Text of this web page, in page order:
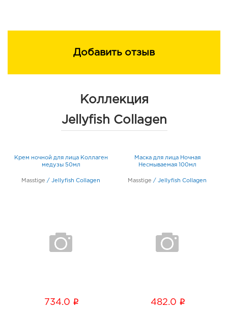
Добавить отзыв
Коллекция
Jellyfish Collagen
Крем ночной для лица Коллаген
медузы 50мл
Masstige / Jellyfish Collagen
734.0 i
Маска для лица Ночная
Несмываемая 100мл
Masstige / Jellyfish Collagen
482.0 i